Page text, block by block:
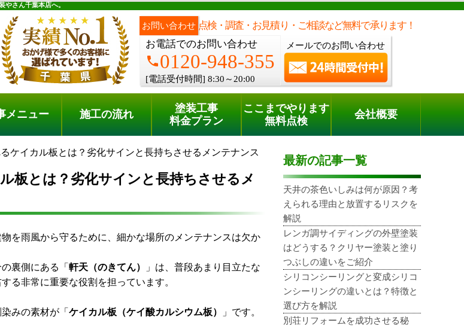
やさん千葉本店へ。
お問い合わせ 点検・調査・お見積り・ご相談など無料で承ります！
お電話でのお問い合わせ
phone0120-948-355
[電話受付時間] 8:30～20:00
メールでのお問い合わせ
料金プラン 無料点検
電話でのご相談 [8:30～20:00]
phone0120-948-355
メニュー 施工の流れ
塗装工事
料金プラン
ここまでやります
無料点検
会社概要
ケイカル板とは？劣化サインと長持ちさせるメンテナンス
板とは？劣化サインと長持ちさせるメ
を雨風から守るために、細かな場所のメンテナンスは欠か
裏側にある「 軒天（のきてん）
」は、普段あまり目立たな
る非常に重要な役割を担っています。
みの素材が「 ケイカル板（ケイ酸カルシウム板） 」です。
最新の記事一覧
天井の茶色いしみは何が原因？考
えられる理由と放置するリスクを
解説
レンガ調サイディングの外壁塗装
はどうする？クリヤー塗装と塗り
つぶしの違いをご紹介
シリコンシーリングと変成シリコ
ンシーリングの違いとは？特徴と
選び方を解説
別荘リフォームを成功させる秘